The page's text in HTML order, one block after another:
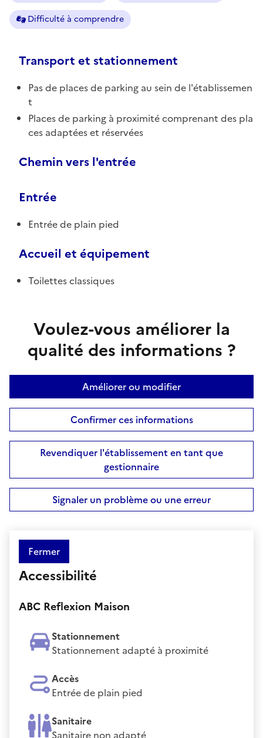
Difficulté à comprendre
Transport et stationnement
Pas de places de parking au sein de l'établissemen
t
Places de parking à proximité comprenant des pla
ces adaptées et réservées
Chemin vers l'entrée
Entrée
Entrée de plain pied
Accueil et équipement
Toilettes classiques
Voulez-vous améliorer la
qualité des informations ?
Améliorer ou modifier
Confirmer ces informations
Revendiquer l'établissement en tant que
gestionnaire
Signaler un problème ou une erreur
Fermer
Accessibilité
ABC Reflexion Maison
Stationnement
Stationnement adapté à proximité
Accès
Entrée de plain pied
Sanitaire
Sanitaire non adapté